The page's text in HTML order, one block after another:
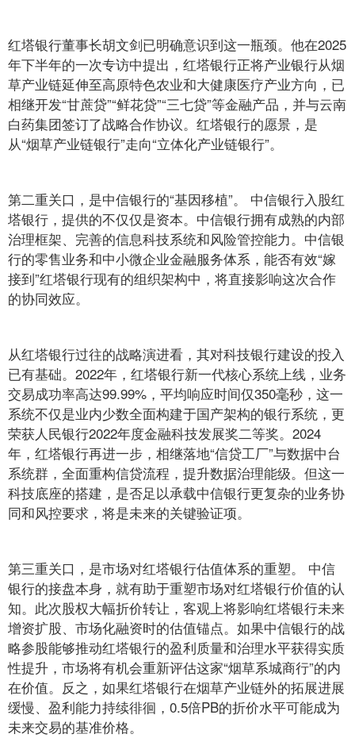
红塔银行董事长胡文剑已明确意识到这一瓶颈。他在2025
年下半年的一次专访中提出，红塔银行正将产业银行从烟
草产业链延伸至高原特色农业和大健康医疗产业方向，已
相继开发“甘蔗贷”“鲜花贷”“三七贷”等金融产品，并与云南
白药集团签订了战略合作协议。红塔银行的愿景，是
从“烟草产业链银行”走向“立体化产业链银行”。
第二重关口，是中信银行的“基因移植”。 中信银行入股红
塔银行，提供的不仅仅是资本。中信银行拥有成熟的内部
治理框架、完善的信息科技系统和风险管控能力。中信银
行的零售业务和中小微企业金融服务体系，能否有效“嫁
接到”红塔银行现有的组织架构中，将直接影响这次合作
的协同效应。
从红塔银行过往的战略演进看，其对科技银行建设的投入
已有基础。2022年，红塔银行新一代核心系统上线，业务
交易成功率高达99.99%，平均响应时间仅350毫秒，这一
系统不仅是业内少数全面构建于国产架构的银行系统，更
荣获人民银行2022年度金融科技发展奖二等奖。2024
年，红塔银行再进一步，相继落地“信贷工厂”与数据中台
系统群，全面重构信贷流程，提升数据治理能级。但这一
科技底座的搭建，是否足以承载中信银行更复杂的业务协
同和风控要求，将是未来的关键验证项。
第三重关口，是市场对红塔银行估值体系的重塑。 中信
银行的接盘本身，就有助于重塑市场对红塔银行价值的认
知。此次股权大幅折价转让，客观上将影响红塔银行未来
增资扩股、市场化融资时的估值锚点。如果中信银行的战
略参股能够推动红塔银行的盈利质量和治理水平获得实质
性提升，市场将有机会重新评估这家“烟草系城商行”的内
在价值。反之，如果红塔银行在烟草产业链外的拓展进展
缓慢、盈利能力持续徘徊，0.5倍PB的折价水平可能成为
未来交易的基准价格。